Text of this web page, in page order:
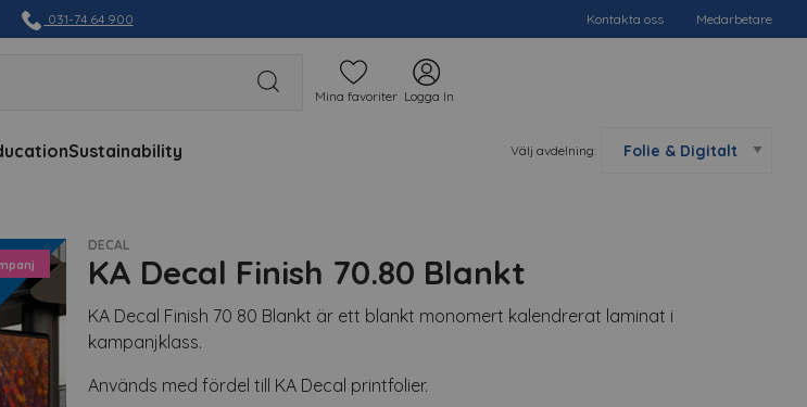
Kontakta oss Medarbetare
031-74 64 900
Mina favoriter Logga In
Sustainability Välj avdelning:
DECAL
KA Decal Finish 70.80 Blankt
KA Decal Finish 70 80 Blankt är ett blankt monomert kalendrerat laminat i
kampanjklass.
Används med fördel till KA Decal printfolier.